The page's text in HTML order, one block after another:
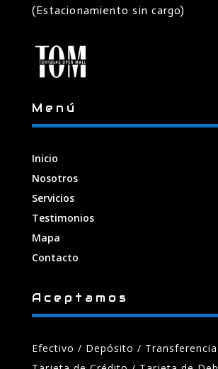
(Estacionamiento sin cargo)
Menú
Inicio
Nosotros
Servicios
Testimonios
Mapa
Contacto
Aceptamos
Efectivo / Depósito /